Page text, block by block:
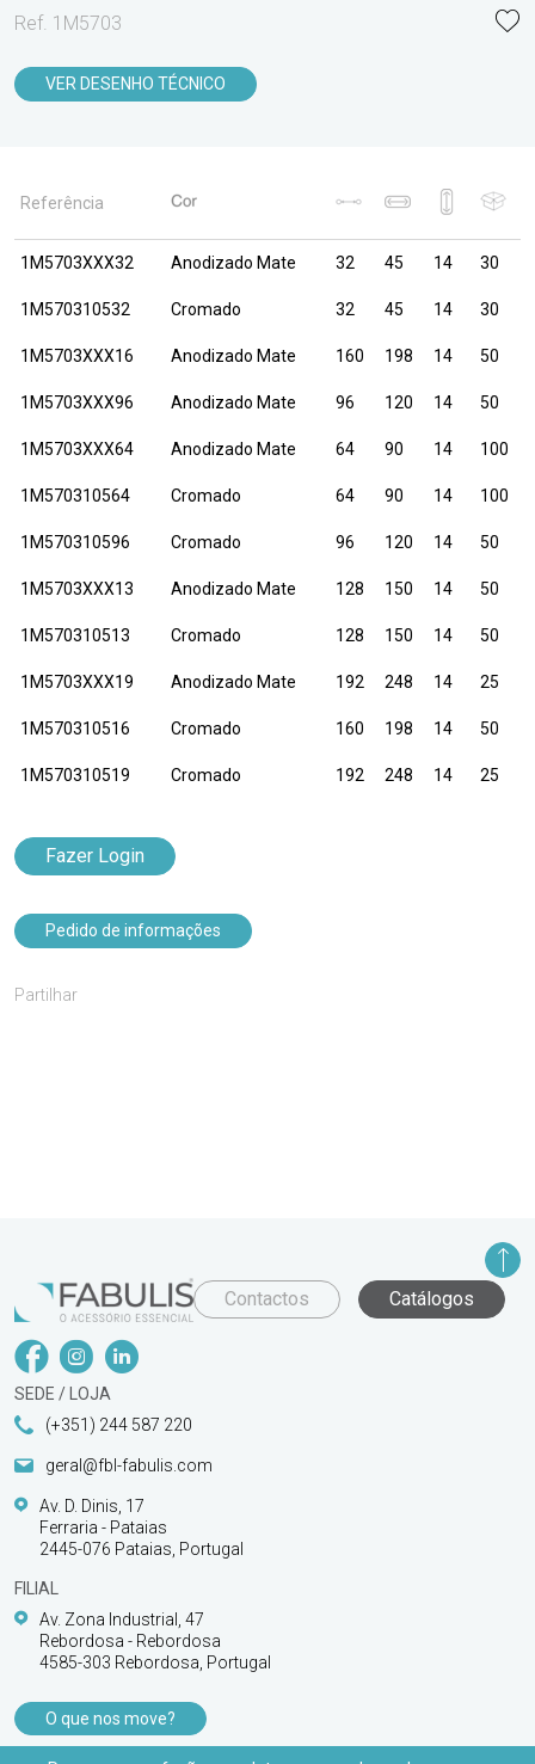
Ref. 1M5703
VER DESENHO TÉCNICO
Referência
1M5703XXX32 Anodizado Mate 32 45 14 30
1M570310532 Cromado 32 45 14 30
1M5703XXX16 Anodizado Mate 160 198 14 50
1M5703XXX96 Anodizado Mate 96 120 14 50
1M5703XXX64 Anodizado Mate 64 90 14 100
1M570310564 Cromado 64 90 14 100
1M570310596 Cromado 96 120 14 50
1M5703XXX13 Anodizado Mate 128 150 14 50
1M570310513 Cromado 128 150 14 50
1M5703XXX19 Anodizado Mate 192 248 14 25
1M570310516 Cromado 160 198 14 50
1M570310519 Cromado 192 248 14 25
Fazer Login
Pedido de informações
Partilhar
Contactos Catálogos
SEDE / LOJA
(+351) 244 587 220
geral@fbl-fabulis.com
Av. D. Dinis, 17
Ferraria - Pataias
2445-076 Pataias, Portugal
FILIAL
Av. Zona Industrial, 47
Rebordosa - Rebordosa
4585-303 Rebordosa, Portugal
O que nos move?